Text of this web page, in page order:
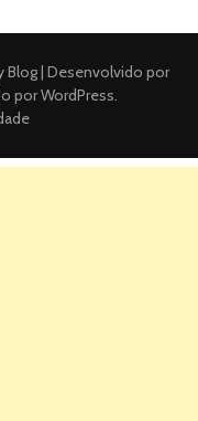
| Desenvolvido por
porWordPress.